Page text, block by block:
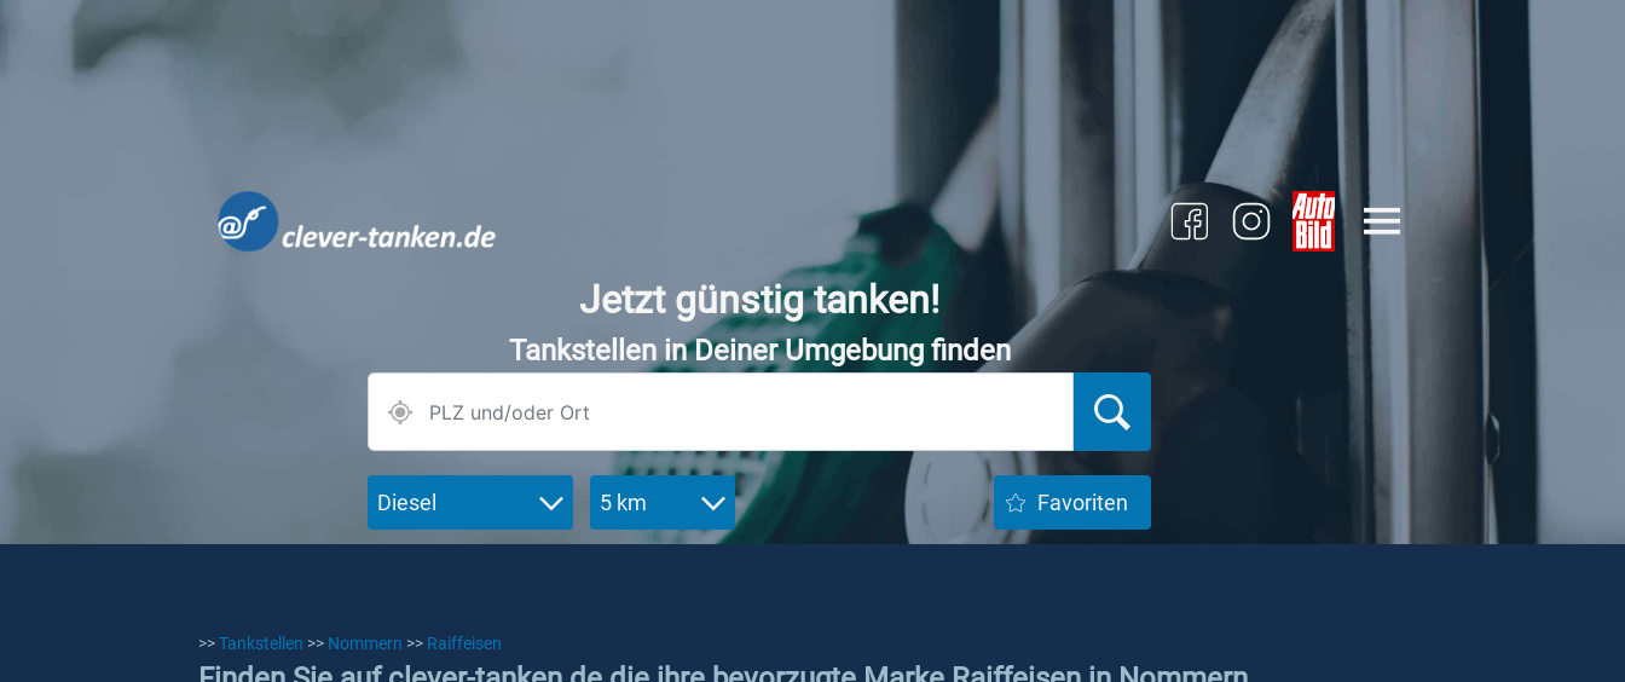
Jetzt günstig tanken!
Tankstellen in Deiner Umgebung finden
Diesel 5 km Favoriten
>>Tankstellen >> Nommern >> Raiffeisen